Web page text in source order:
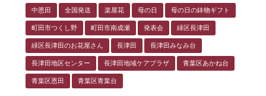
中恩田 全国発送 楽屋花 母の日 母の日の鉢物ギフト
町田市つくし野 町田市南成瀬 発表会 緑区長津田
緑区長津田のお花屋さん 長津田 長津田みなみ台
長津田地区センター 長津田地域ケアプラザ 青葉区あかね台
青葉区恩田 青葉区青葉台